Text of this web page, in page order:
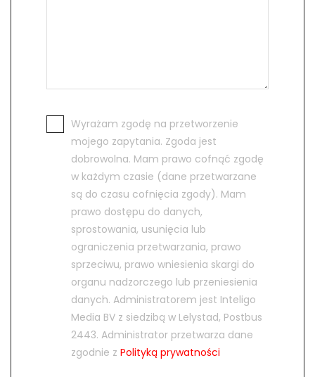
Wyrażam zgodę na przetworzenie
mojego zapytania. Zgoda jest
dobrowolna. Mam prawo cofnąć zgodę
w każdym czasie (dane przetwarzane
są do czasu cofnięcia zgody). Mam
prawo dostępu do danych,
sprostowania, usunięcia lub
ograniczenia przetwarzania, prawo
sprzeciwu, prawo wniesienia skargi do
organu nadzorczego lub przeniesienia
danych. Administratorem jest Inteligo
Media BV z siedzibą w Lelystad, Postbus
2443. Administrator przetwarza dane
zgodnie z Polityką prywatności